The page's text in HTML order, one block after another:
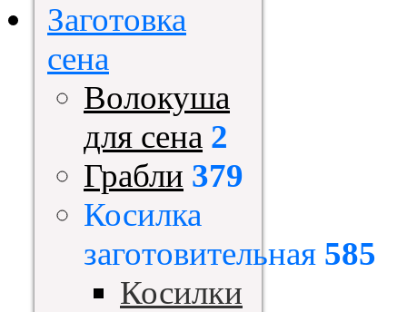
Заготовка
сена
Волокуша
для сена 2
Грабли 379
Косилка
заготовительная 585
Косилки